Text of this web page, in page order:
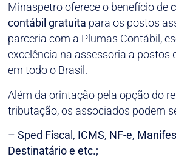
Minaspetro oferece o benefício de
contábil gratuita para os postos
parceria com a Plumas Contábil,
excelência na assessoria a postos
em todo o Brasil.
Além da orintação pela opção do
tributação, os associados podem
– Sped Fiscal, ICMS, NF-e,
Destinatário e etc.;